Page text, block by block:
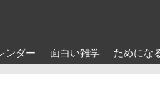
ンダー 面白い雑学 ためにな